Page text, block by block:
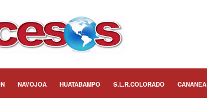
NAVOJOA HUATABAMPO S.L.R.COLORADO CANANEA